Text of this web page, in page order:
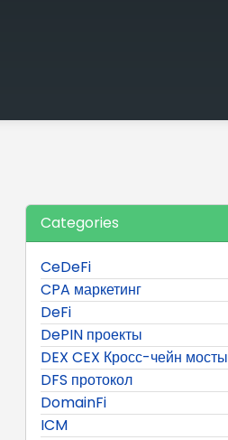
Categories
CeDeFi
CPA маркетинг
DeFi
DePIN проекты
DEX CEX Кросс-чейн мосты
DFS протокол
DomainFi
ICM